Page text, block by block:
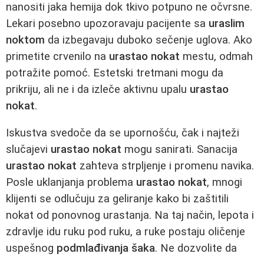
nanositi jaka hemija dok tkivo potpuno ne očvrsne.
Lekari posebno upozoravaju pacijente sa uraslim
noktom da izbegavaju duboko sečenje uglova. Ako
primetite crvenilo na urastao nokat mestu, odmah
potražite pomoć. Estetski tretmani mogu da
prikriju, ali ne i da izleče aktivnu upalu urastao
nokat.
Iskustva svedoče da se upornošću, čak i najteži
slučajevi urastao nokat mogu sanirati. Sanacija
urastao nokat zahteva strpljenje i promenu navika.
Posle uklanjanja problema urastao nokat, mnogi
klijenti se odlučuju za geliranje kako bi zaštitili
nokat od ponovnog urastanja. Na taj način, lepota i
zdravlje idu ruku pod ruku, a ruke postaju oličenje
uspešnog podmlađivanja šaka. Ne dozvolite da